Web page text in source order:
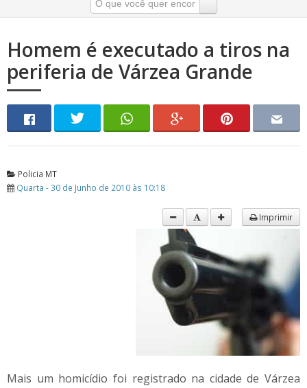
Homem é executado a tiros na
periferia de Várzea Grande
Policia MT
Quarta - 30 de Junho de 2010 às 10:18
Imprimir
Mais um homicídio foi registrado na cidade de Várzea